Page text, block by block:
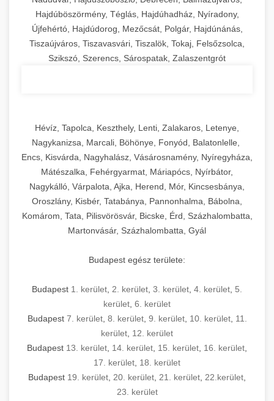
Hajdúböszörmény, Téglás, Hajdúhadház, Nyíradony,
Újfehértó, Hajdúdorog, Mezőcsát, Polgár, Hajdúnánás,
Tiszaújváros, Tiszavasvári, Tiszalök, Tokaj, Felsőzsolca,
Szikszó, Szerencs, Sárospatak, Zalaszentgrót
Hévíz, Tapolca, Keszthely, Lenti, Zalakaros, Letenye,
Nagykanizsa, Marcali, Böhönye, Fonyód, Balatonlelle,
Encs, Kisvárda, Nagyhalász, Vásárosnamény, Nyíregyháza,
Mátészalka, Fehérgyarmat, Máriapócs, Nyírbátor,
Nagykálló, Várpalota, Ajka, Herend, Mór, Kincsesbánya,
Oroszlány, Kisbér, Tatabánya, Pannonhalma, Bábolna,
Komárom, Tata, Pilisvörösvár, Bicske, Érd, Százhalombatta,
Martonvásár, Százhalombatta, Gyál
Budapest egész területe:
Budapest 1. kerület 2. kerület 3. kerület 4. kerület 5.
kerület 6. kerület
Budapest 7. kerület, 8. kerület, 9. kerület, 10. kerület, 11.
kerület 12. kerület
Budapest 13. kerület 14. kerület 15. kerület 16. kerület
17. kerület 18. kerület
Budapest 19. kerület 20. kerület 21. kerület 22.kerület
23. kerület